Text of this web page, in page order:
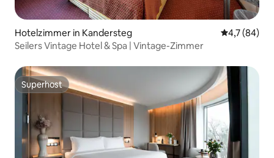
Hotelzimmer in Kandersteg
4,7 (84)
Seilers Vintage Hotel & Spa | Vintage-Zimmer
Superhost
Superhost